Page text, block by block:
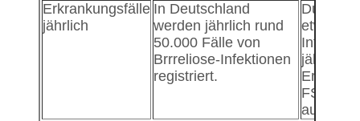
Erkrankungsfälle
jährlich
In Deutschland
werden jährlich rund
50.000 Fälle von
Brrreliose-Infektionen
registriert.
etwa
jährlich
FSME-